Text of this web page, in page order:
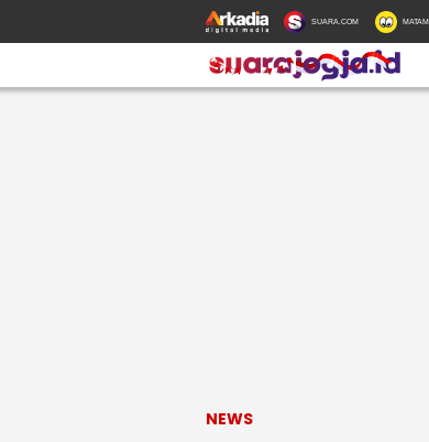
SUARA.COM
NEWS